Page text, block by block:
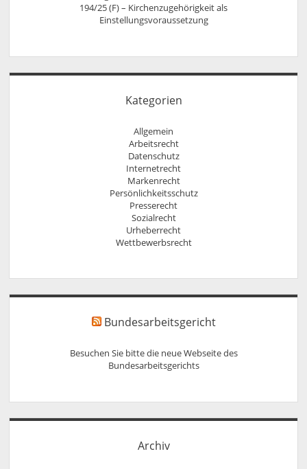
194/25 (F) – Kirchenzugehörigkeit als
Einstellungsvoraussetzung
Kategorien
Allgemein
Arbeitsrecht
Datenschutz
Internetrecht
Markenrecht
Persönlichkeitsschutz
Presserecht
Sozialrecht
Urheberrecht
Wettbewerbsrecht
Bundesarbeitsgericht
Besuchen Sie bitte die neue Webseite des
Bundesarbeitsgerichts
Archiv